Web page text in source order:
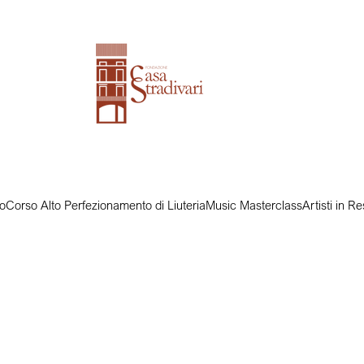
Corso Alto Perfezionamento di LiuteriaMusic MasterclassArtisti in